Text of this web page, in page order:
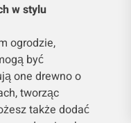
w stylu
ogrodzie,
być
one drewno o
tworząc
także dodać